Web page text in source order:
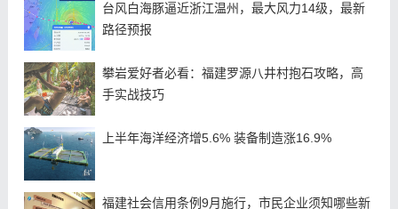
台风白海豚逼近浙江温州，最大风力14级，最新
路径预报
攀岩爱好者必看：福建罗源八井村抱石攻略，高
手实战技巧
上半年海洋经济增5.6% 装备制造涨16.9%
福建社会信用条例9月施行，市民企业须知哪些新